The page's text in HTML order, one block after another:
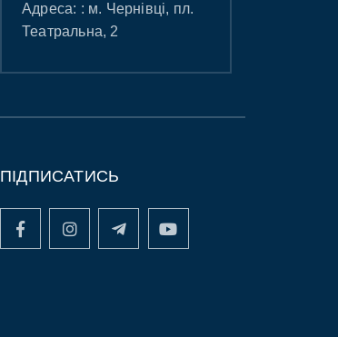
Адреса: : м. Чернівці, пл.
Театральна, 2
ПІДПИСАТИСЬ